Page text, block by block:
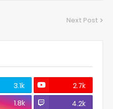
Next Post
3.1k
2.7k
1.8k 4.2k